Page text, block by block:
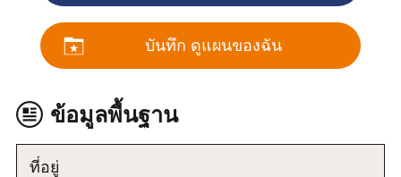
บันทึก ดูแผนของฉัน
ข้อมูลพื้นฐาน
ที่อยู่